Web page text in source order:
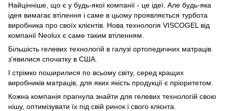
Найцінніше, що є у будь-якої компанії - це ідеї. Але будь-яка
ідея вимагає втілення і саме в цьому проявляється турбота
виробника про своїх клієнтів. Нова технологія VISCOGEL від
компанії Neolux є саме таким втіленням.
Більшість гелевих технологій в галузі ортопедичних матраців
з'явилися спочатку в США.
І стрімко поширилися по всьому світу, серед кращих
виробників матраців, для яких якість продукції є пріоритетом.
Кожна компанія прагнула знайти для гелевих технологій свою
нішу, оптимізувати їх під свій ринок і свого клієнта.